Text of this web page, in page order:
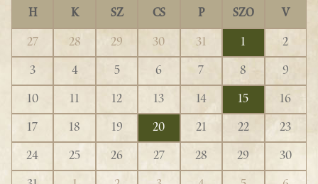
H K SZ CS P SZO V
27 28 29 30 31 1
2
3
4 5 6 7 8
9
10
11 12 13 14 15
16
17
18 19 20 21 22
23
24
25 26 27 28 29
30